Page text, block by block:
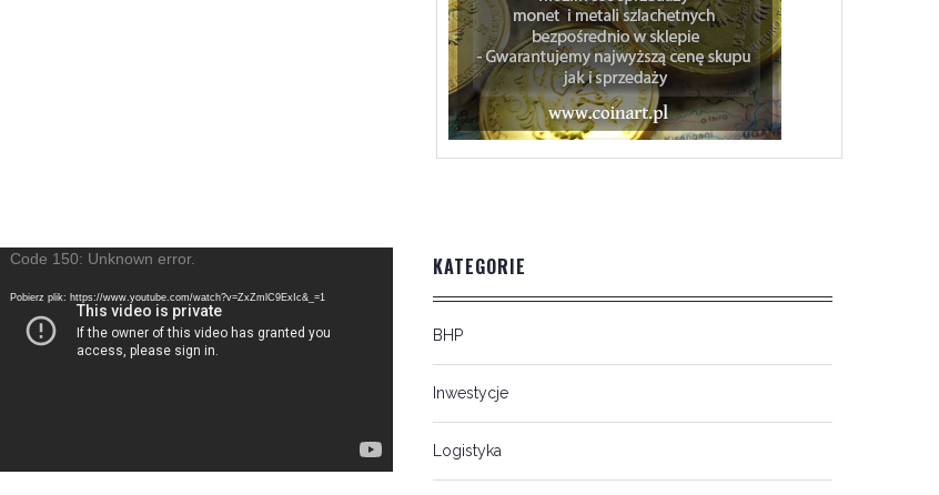
Odtwarzacz
Code 150: Unknown error.
Pobierz plik: https://www.youtube.com/watch?v=ZxZmlC9ExIc&_=1
KATEGORIE
BHP
Inwestycje
Logistyka